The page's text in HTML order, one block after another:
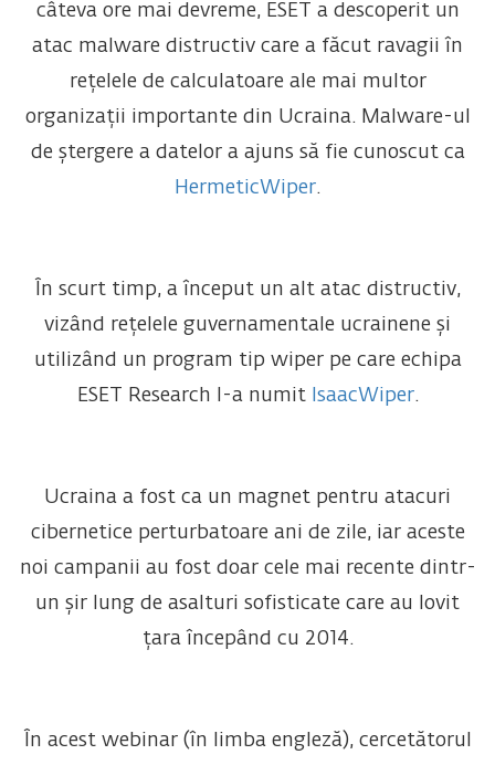
câteva ore mai devreme, ESET a descoperit un
atac malware distructiv care a făcut ravagii în
rețelele de calculatoare ale mai multor
organizații importante din Ucraina. Malware-ul
de ștergere a datelor a ajuns să fie cunoscut ca
HermeticWiper.
În scurt timp, a început un alt atac distructiv,
vizând rețelele guvernamentale ucrainene și
utilizând un program tip wiper pe care echipa
ESET Research l-a numit IsaacWiper.
Ucraina a fost ca un magnet pentru atacuri
cibernetice perturbatoare ani de zile, iar aceste
noi campanii au fost doar cele mai recente dintr-
un șir lung de asalturi sofisticate care au lovit
țara începând cu 2014.
În acest webinar (în limba engleză), cercetătorul